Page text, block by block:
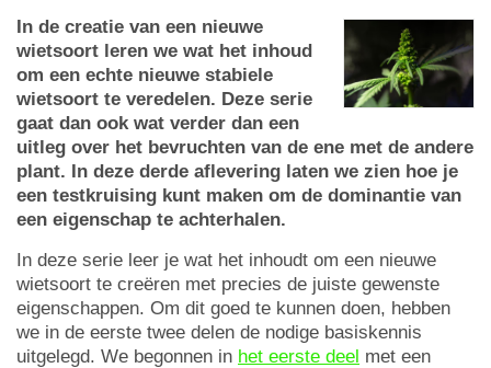
In de creatie van een nieuwe
wietsoort leren we wat het inhoud
om een echte nieuwe stabiele
wietsoort te veredelen. Deze serie
gaat dan ook wat verder dan een
uitleg over het bevruchten van de ene met de andere
plant. In deze derde aflevering laten we zien hoe je
een testkruising kunt maken om de dominantie van
een eigenschap te achterhalen.
In deze serie leer je wat het inhoudt om een nieuwe
wietsoort te creëren met precies de juiste gewenste
eigenschappen. Om dit goed te kunnen doen, hebben
we in de eerste twee delen de nodige basiskennis
uitgelegd. We begonnen in het eerste deel met een